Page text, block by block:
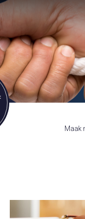
Maak